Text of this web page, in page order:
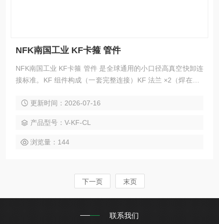
NFK南国工业 KF卡箍 管件
NFK南国工业 KF卡箍 管件 是全球通用的小口径高真空快卸连
接标准。KF 组件构成（一套完整连接）KF 法兰 ×2（焊在管 /
形圈：FKM（氟橡胶，标准）、EPDM、金属密封（更高真
更新时间：2026-07-16
产品型号：V-KF-CL
浏览量：144
下一页 末页
联系我们